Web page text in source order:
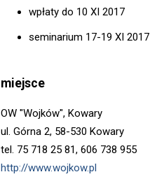
wpłaty do 10 XI 2017
seminarium 17-19 XI 2017
miejsce
OW "Wojków", Kowary
ul. Górna 2, 58-530 Kowary
tel. 75 718 25 81, 606 738 955
http://www.wojkow.pl